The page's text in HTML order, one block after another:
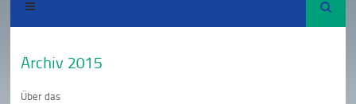
Suche
Archiv 2015
Über das